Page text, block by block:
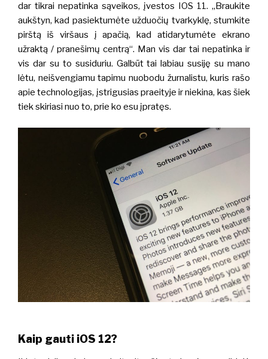
dar tikrai nepatinka sąveikos, įvestos IOS 11. „ Braukite
aukštyn, kad pasiektumėte užduočių tvarkyklę, stumkite
pirštą iš viršaus į apačią, kad atidarytumėte ekrano
užraktą / pranešimų centrą“. Man vis dar tai nepatinka ir
vis dar su to susiduriu. Galbūt tai labiau susiję su mano
lėtu, neišvengiamu tapimu nuobodu žurnalistu, kuris rašo
apie technologijas, įstrigusias praeityje ir niekina, kas šiek
tiek skiriasi nuo to, prie ko esu įpratęs.
Kaip gauti iOS 12?